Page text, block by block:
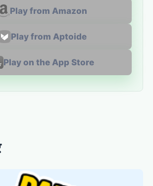
Play from Amazon
Play from Aptoide
Play on the App Store